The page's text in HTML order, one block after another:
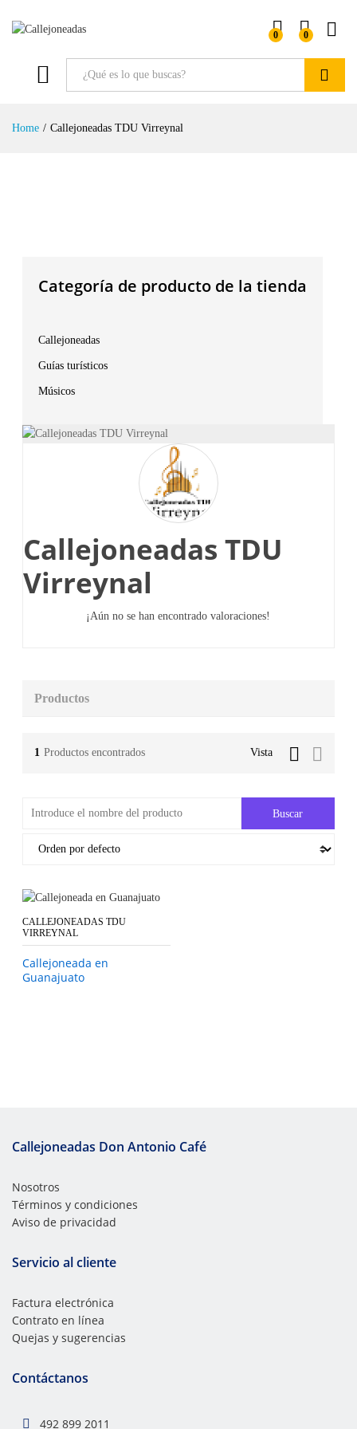
0 0
Home / Callejoneadas TDU Virreynal
Categoría de producto de la tienda
Callejoneadas
Guías turísticos
Músicos
Callejoneadas TDU
Virreynal
¡Aún no se han encontrado valoraciones!
Productos
1 Productos encontrados Vista
CALLEJONEADAS TDU
VIRREYNAL
Callejoneada en
Guanajuato
Callejoneadas Don Antonio Café
Nosotros
Términos y condiciones
Aviso de privacidad
Servicio al cliente
Factura electrónica
Contrato en línea
Quejas y sugerencias
Contáctanos
492 899 2011